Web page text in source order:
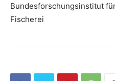
Bundesforschungsinstitut
Fischerei